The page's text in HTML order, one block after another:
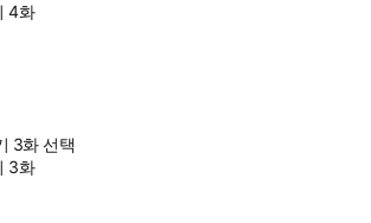
4화
3화 선택
3화